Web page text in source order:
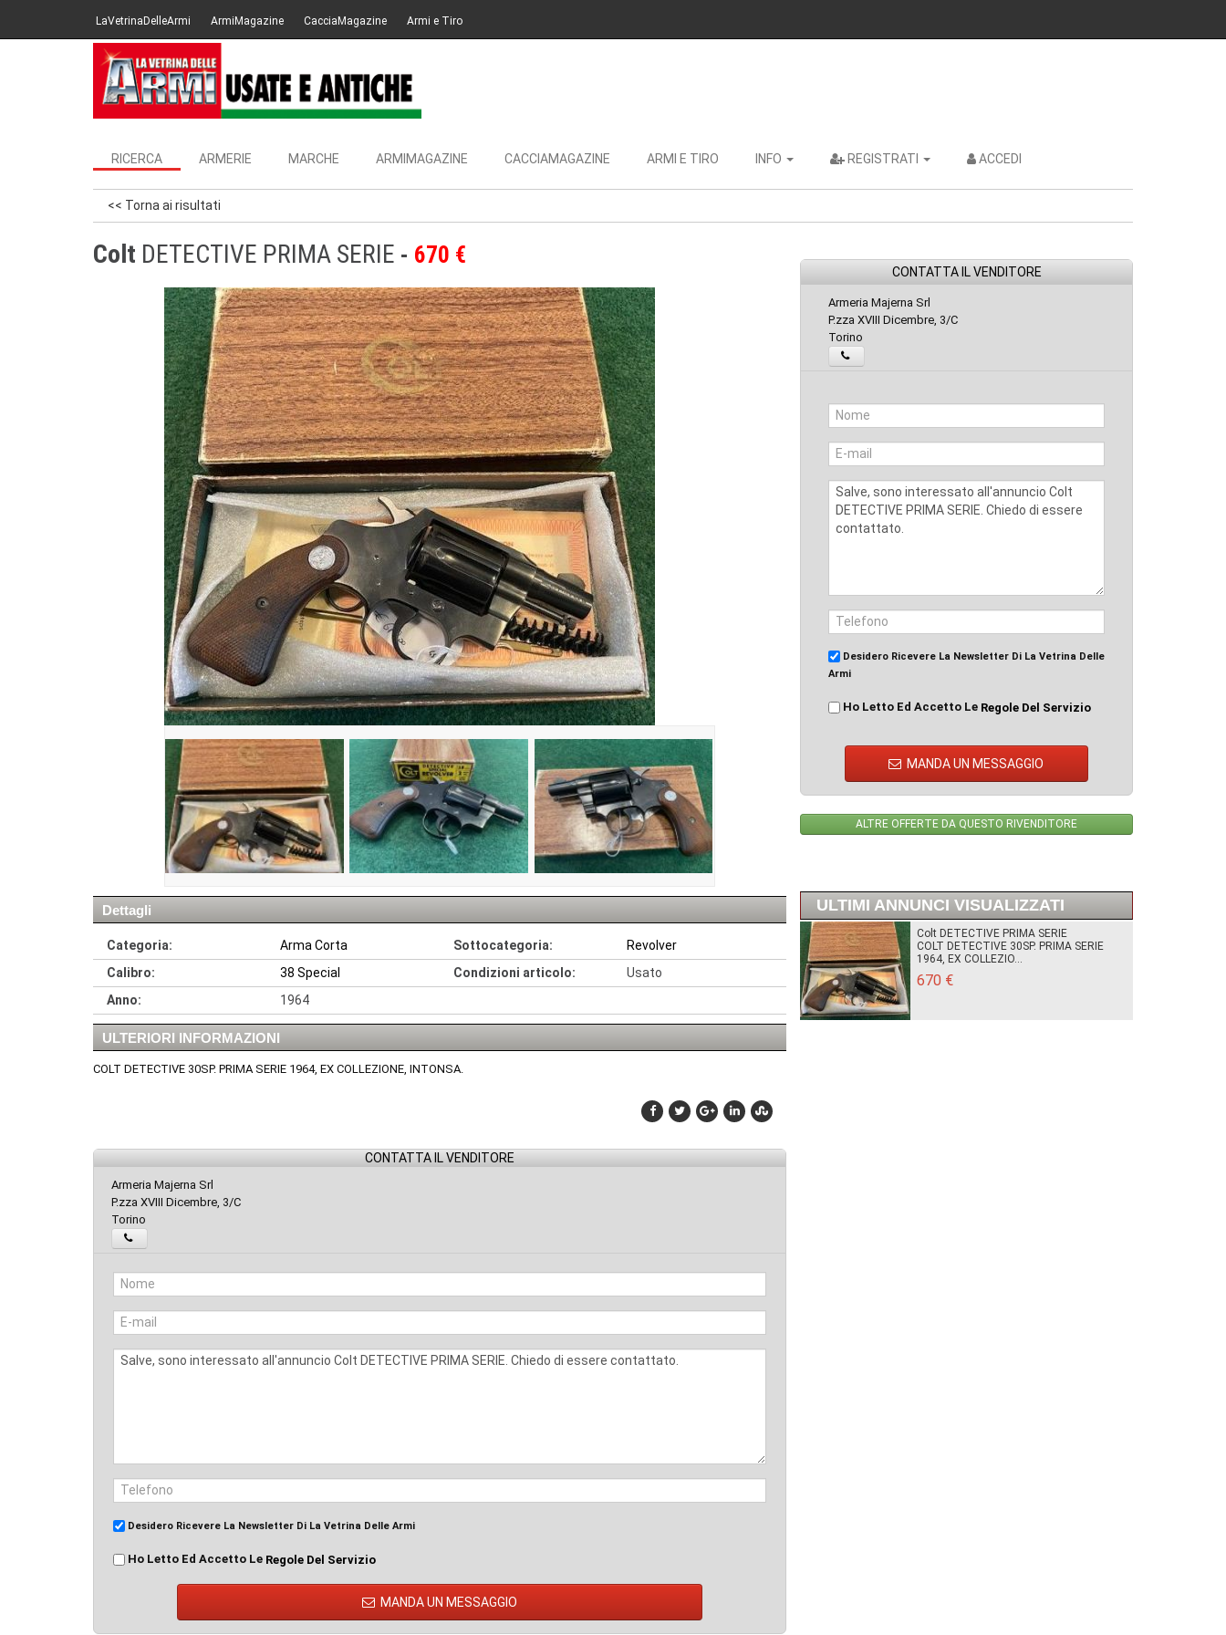
LaVetrinaDelleArmi ArmiMagazine CacciaMagazine Armi e Tiro
RICERCA ARMERIE MARCHE ARMIMAGAZINE CACCIAMAGAZINE ARMI E TIRO INFO REGISTRATI ACCEDI
<< Torna ai risultati
Colt DETECTIVE PRIMA SERIE 670 €
Dettagli
Categoria: Arma Corta Sottocategoria:
Revolver
Calibro:
38 Special Condizioni articolo:
Usato
Anno:
1964
ULTERIORI INFORMAZIONI
COLT DETECTIVE 30SP. PRIMA SERIE 1964, EX COLLEZIONE, INTONSA.
CONTATTA IL VENDITORE
Armeria Majerna Srl
P.zza XVIII Dicembre, 3/C
Torino
Desidero Ricevere La Newsletter Di La Vetrina Delle Armi
Ho Letto Ed Accetto Le Regole Del Servizio
MANDA UN MESSAGGIO
CONTATTA IL VENDITORE
Armeria Majerna Srl
P.zza XVIII Dicembre, 3/C
Torino
Desidero Ricevere La Newsletter Di La Vetrina Delle
Armi
Ho Letto Ed Accetto Le Regole Del Servizio
MANDA UN MESSAGGIO
ALTRE OFFERTE DA QUESTO RIVENDITORE
ULTIMI ANNUNCI VISUALIZZATI
Colt DETECTIVE PRIMA SERIE
COLT DETECTIVE 30SP. PRIMA SERIE
1964, EX COLLEZIO...
670 €